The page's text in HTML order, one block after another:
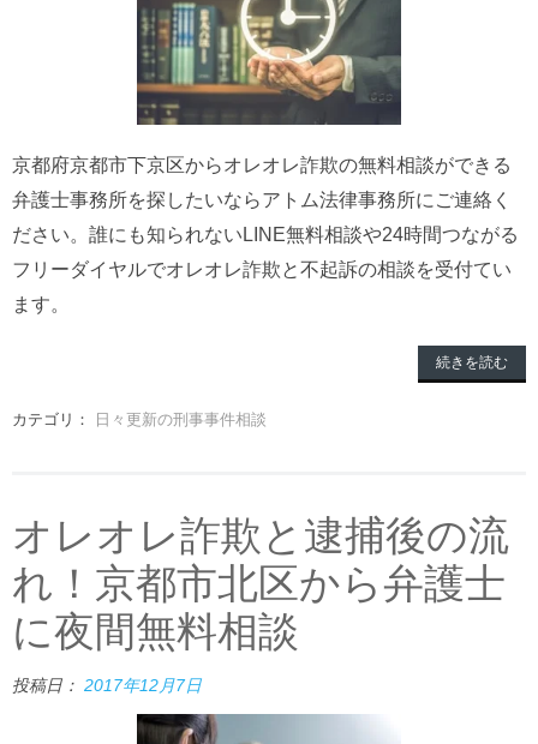
京都府京都市下京区からオレオレ詐欺の無料相談ができる
弁護士事務所を探したいならアトム法律事務所にご連絡く
ださい。誰にも知られないLINE無料相談や24時間つながる
フリーダイヤルでオレオレ詐欺と不起訴の相談を受付てい
ます。
続きを読む
カテゴリ： 日々更新の刑事事件相談
オレオレ詐欺と逮捕後の流
れ！京都市北区から弁護士
に夜間無料相談
投稿日： 2017年12月7日